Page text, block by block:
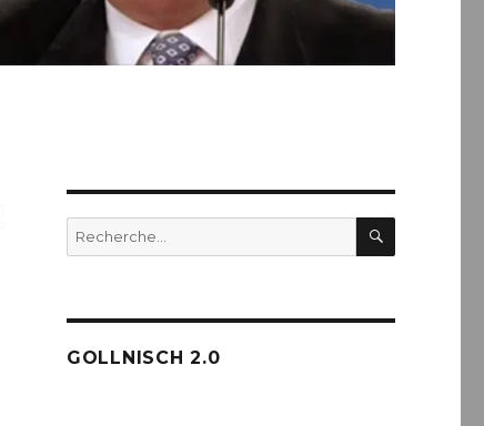
Recherche
pour :
GOLLNISCH 2.0